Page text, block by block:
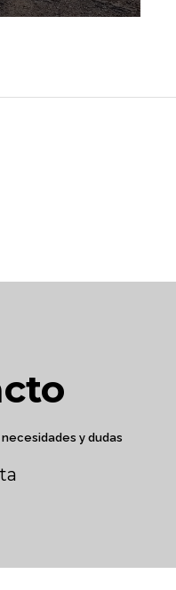
y dudas